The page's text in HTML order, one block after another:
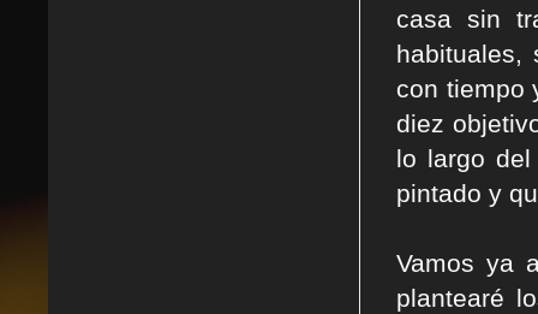
casa sin
habituales,
con tiempo
diez
lo largo
pintado y
Vamos ya
plantearé